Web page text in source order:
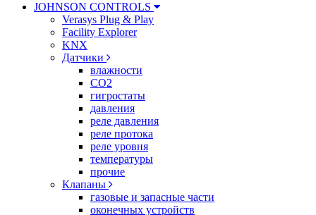
JOHNSON CONTROLS
Verasys Plug & Play
Facility Explorer
KNX
Датчики
влажности
CO2
гигростаты
давления
реле давления
реле протока
реле уровня
температуры
прочие
Клапаны
газовые и запасные части
оконечных устройств